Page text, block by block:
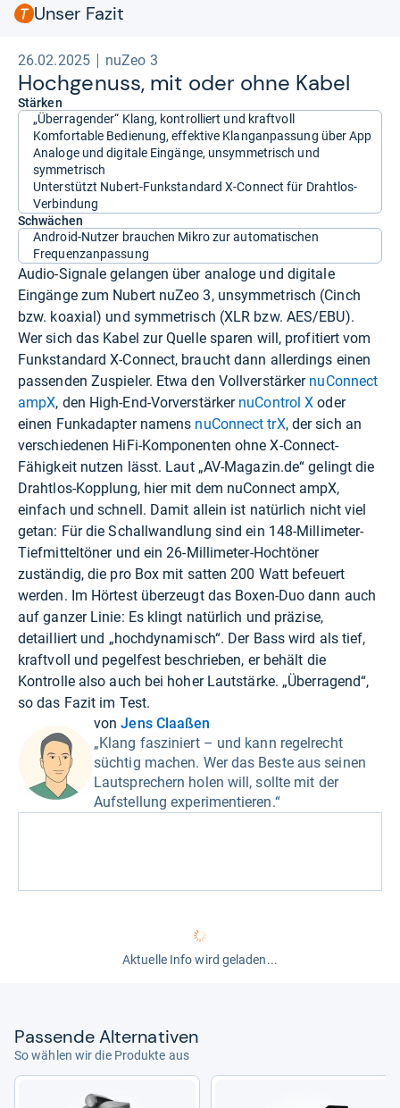
Unser Fazit
26.02.2025 nuZeo 3
Hoch­ge­nuss, mit oder ohne Kabel
Stärken
„Überragender“ Klang, kontrolliert und kraftvoll
Komfortable Bedienung, effektive Klanganpassung über App
Analoge und digitale Eingänge, unsymmetrisch und
symmetrisch
Unterstützt Nubert-Funkstandard X-Connect für Drahtlos-
Verbindung
Schwächen
Android-Nutzer brauchen Mikro zur automatischen
Frequenzanpassung
Audio-Signale gelangen über analoge und digitale
Eingänge zum Nubert nuZeo 3, unsymmetrisch (Cinch
bzw. koaxial) und symmetrisch (XLR bzw. AES/EBU).
Wer sich das Kabel zur Quelle sparen will, profitiert vom
Funkstandard X-Connect, braucht dann allerdings einen
passenden Zuspieler. Etwa den Vollverstärker nuConnect
ampX, den High-End-Vorverstärker nuControl X oder
einen Funkadapter namens nuConnect trX, der sich an
verschiedenen HiFi-Komponenten ohne X-Connect-
Fähigkeit nutzen lässt. Laut „AV-Magazin.de“ gelingt die
Drahtlos-Kopplung, hier mit dem nuConnect ampX,
einfach und schnell. Damit allein ist natürlich nicht viel
getan: Für die Schallwandlung sind ein 148-Millimeter-
Tiefmitteltöner und ein 26-Millimeter-Hochtöner
zuständig, die pro Box mit satten 200 Watt befeuert
werden. Im Hörtest überzeugt das Boxen-Duo dann auch
auf ganzer Linie: Es klingt natürlich und präzise,
detailliert und „hochdynamisch“. Der Bass wird als tief,
kraftvoll und pegelfest beschrieben, er behält die
Kontrolle also auch bei hoher Lautstärke. „Überragend“,
so das Fazit im Test.
vonJens Claaßen
„Klang fasziniert – und kann regelrecht
süchtig machen. Wer das Beste aus seinen
Lautsprechern holen will, sollte mit der
Aufstellung experimentieren.“
Aktuelle Info wird geladen...
Pas­sende Alter­na­ti­ven
So wählen wir die Produkte aus